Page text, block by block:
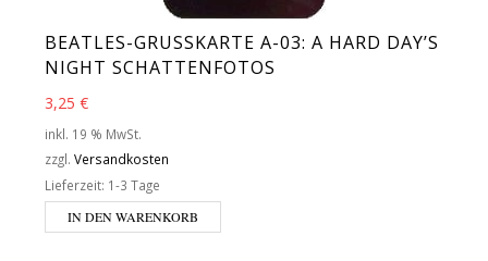
BEATLES-GRUSSKARTE A-03: A HARD DAY’S N
IGHT SCHATTENFOTOS
3,25 €
inkl. 19 % MwSt.
zzgl. Versandkosten
Lieferzeit: 1-3 Tage
IN DEN WARENKORB